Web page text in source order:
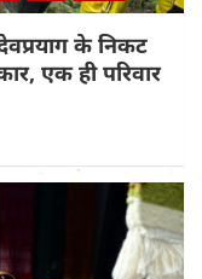
के निकट
एक ही परिवार